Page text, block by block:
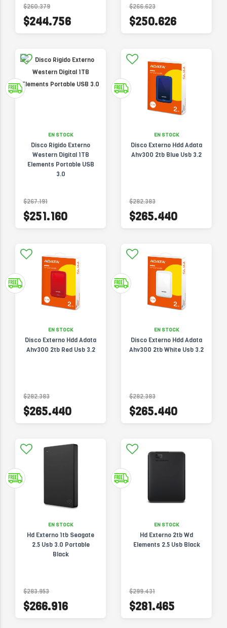
$260.379
$244.756
$266.623
$250.626
EN STOCK
Disco Rigido Externo
Western Digital 1TB
Elements Portable USB
3.0
$267.191
$251.160
EN STOCK
Disco Externo Hdd Adata
Ahv300 2tb Blue Usb 3.2
$282.383
$265.440
EN STOCK
Disco Externo Hdd Adata
Ahv300 2tb Red Usb 3.2
$282.383
$265.440
EN STOCK
Disco Externo Hdd Adata
Ahv300 2tb White Usb 3.2
$282.383
$265.440
EN STOCK
Hd Externo 1tb Seagate
2.5 Usb 3.0 Portable
Black
$283.953
$266.916
EN STOCK
Hd Externo 2tb Wd
Elements 2.5 Usb Black
$299.431
$281.465